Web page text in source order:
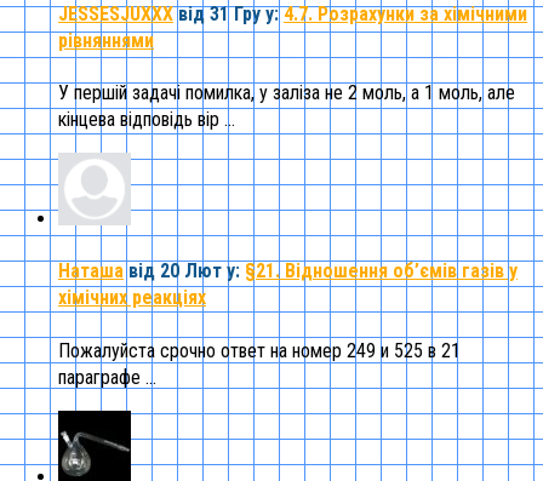
JESSESJUXXX від 31 Груу:4.7. Розрахунки за хімічними
рівняннями
У першій задачі помилка, у заліза не 2 моль, а 1 моль, але
кінцева відповідь вір ...
Наташа від 20 Лют у: §21. Відношення об’ємів газів у
хімічних реакціях
Пожалуйста срочно ответ на номер 249 и 525 в 21
параграфе ...